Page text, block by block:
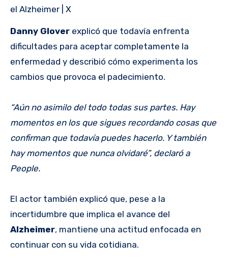
el Alzheimer | X
Danny Glover explicó que todavía enfrenta
dificultades para aceptar completamente la
enfermedad y describió cómo experimenta los
cambios que provoca el padecimiento.
“Aún no asimilo del todo todas sus partes. Hay
momentos en los que sigues recordando cosas que
confirman que todavía puedes hacerlo. Y también
hay momentos que nunca olvidaré”, declaró a
People.
El actor también explicó que, pese a la
incertidumbre que implica el avance del
Alzheimer, mantiene una actitud enfocada en
continuar con su vida cotidiana.